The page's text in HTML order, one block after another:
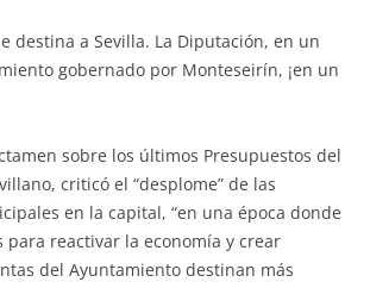
destina a Sevilla. La Diputación, en un
gobernado por Monteseirín, ¡en un
sobre los últimos Presupuestos del
criticó el “desplome” de las
en la capital, “en una época donde
para reactivar la economía y crear
del Ayuntamiento destinan más